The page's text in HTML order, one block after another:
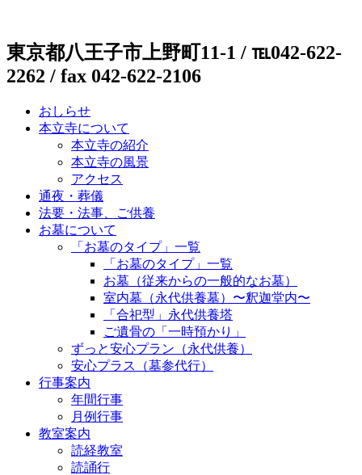
東京都八王子市上野町11-1 / ℡042-622-
2262 / fax 042-622-2106
おしらせ
本立寺について
本立寺の紹介
本立寺の風景
アクセス
通夜・葬儀
法要・法事、ご供養
お墓について
「お墓のタイプ」一覧
「お墓のタイプ」一覧
お墓（従来からの一般的なお墓）
室内墓（永代供養墓）〜釈迦堂内〜
「合祀型」永代供養塔
ご遺骨の「一時預かり」
ずっと安心プラン（永代供養）
安心プラス（墓参代行）
行事案内
年間行事
月例行事
教室案内
読経教室
読誦行